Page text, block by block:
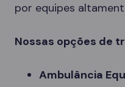
por equipes
Nossas opções de
Ambulância